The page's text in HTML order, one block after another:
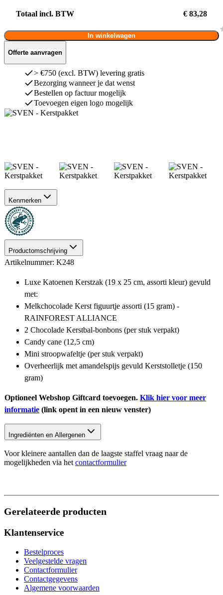
Totaal incl. BTW € 83,28
In winkelwagen
Offerte aanvragen
> €750 (excl. BTW) levering gratis
Bezorging wanneer je dat wenst
Bestellen op factuur mogelijk
Toevoegen eigen logo mogelijk
Kenmerken
Productomschrijving
Artikelnummer: K248
Luxe Katoenen Kerstzak (19 x 25 cm, assorti kleur) gevuld
met:
Melkchocolade Kerst figuurtje assorti (15 gram) -
RAINFOREST ALLIANCE
2 Chocolade Kerstbal-bonbons (per stuk verpakt)
Candy cane (12,5 cm)
Mini stroopwafeltje (per stuk verpakt)
Overheerlijk met amandelspijs gevuld Kerststolletje (150
gram)
Optioneel Webshop Giftcard toevoegen. Klik hier voor meer
informatie (link opent in een nieuw venster)
Ingrediënten en Allergenen
Voor kleinere aantallen dan de laagste staffel vraag naar de
mogelijkheden via hetcontactformulier
Gerelateerde producten
Klantenservice
Bestelproces
Veelgestelde vragen
Contactformulier
Contactgegevens
Algemene voorwaarden